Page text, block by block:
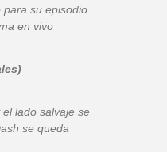
para su episodio
en vivo
lado salvaje se
se queda